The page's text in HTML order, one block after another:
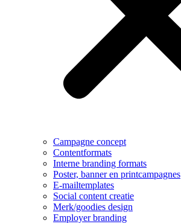
Campagne concept
Contentformats
Interne branding formats
Poster, banner en printcampagnes
E-mailtemplates
Social content creatie
Merk/goodies design
Employer branding